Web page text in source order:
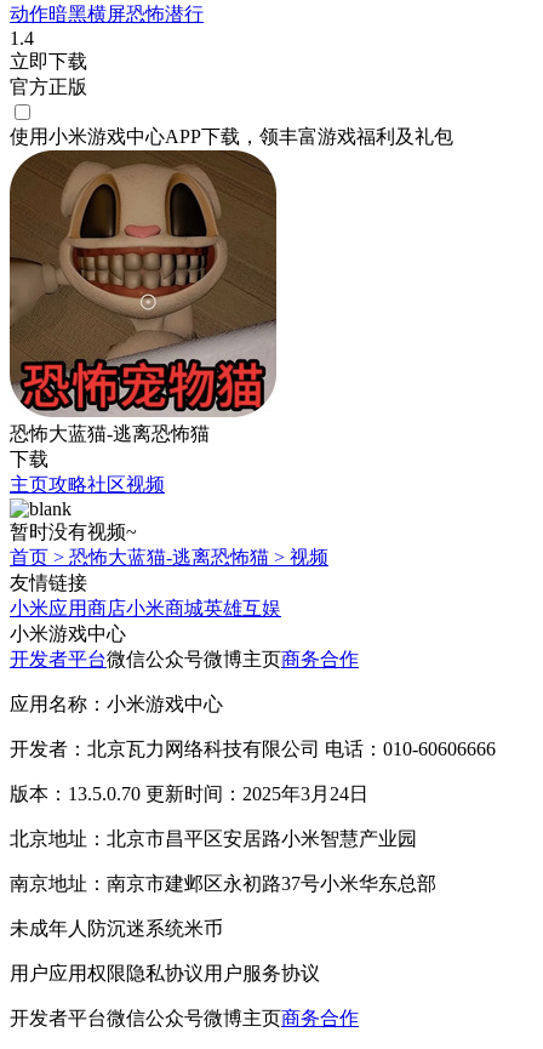
动作暗黑横屏恐怖潜行
1.4
立即下载
官方正版
使用小米游戏中心APP下载 ，领丰富游戏福利 及礼包
恐怖大蓝猫-逃离恐怖猫
下载
主页攻略社区视频
暂时没有视频~
首页 > 恐怖大蓝猫-逃离恐怖猫 > 视频
友情链接
小米应用商店小米商城英雄互娱
小米游戏中心
开发者平台微信公众号微博主页商务合作
应用名称：小米游戏中心
开发者：北京瓦力网络科技有限公司 电话：010-60606666
版本：13.5.0.70 更新时间：2025年3月24日
北京地址：北京市昌平区安居路小米智慧产业园
南京地址：南京市建邺区永初路37号小米华东总部
未成年人防沉迷系统米币
用户应用权限隐私协议用户服务协议
开发者平台微信公众号微博主页商务合作